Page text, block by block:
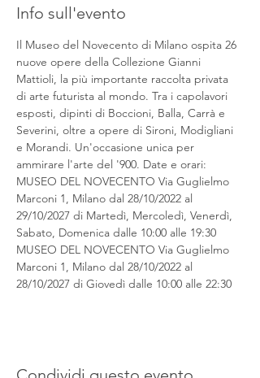
Info sull'evento
Il Museo del Novecento di Milano ospita 26
nuove opere della Collezione Gianni
Mattioli, la più importante raccolta privata
di arte futurista al mondo. Tra i capolavori
esposti, dipinti di Boccioni, Balla, Carrà e
Severini, oltre a opere di Sironi, Modigliani
e Morandi. Un'occasione unica per
ammirare l'arte del '900. Date e orari:
MUSEO DEL NOVECENTO Via Guglielmo
Marconi 1, Milano dal 28/10/2022 al
29/10/2027 di Martedì, Mercoledì, Venerdì,
Sabato, Domenica dalle 10:00 alle 19:30
MUSEO DEL NOVECENTO Via Guglielmo
Marconi 1, Milano dal 28/10/2022 al
28/10/2027 di Giovedì dalle 10:00 alle 22:30